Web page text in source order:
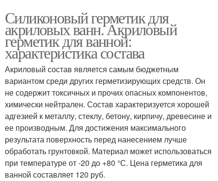
Силиконовый герметик для
акриловых ванн. Акриловый
герметик для ванной:
характеристика состава
Акриловый состав является самым бюджетным
вариантом среди других герметизирующих средств. Он
не содержит токсичных и прочих опасных компонентов,
химически нейтрален. Состав характеризуется хорошей
адгезией к металлу, стеклу, бетону, кирпичу, древесине и
ее производным. Для достижения максимального
результата поверхность перед нанесением лучше
обработать грунтовкой. Материал может использоваться
при температуре от -20 до +80 °С. Цена герметика для
ванной составляет 120 руб.